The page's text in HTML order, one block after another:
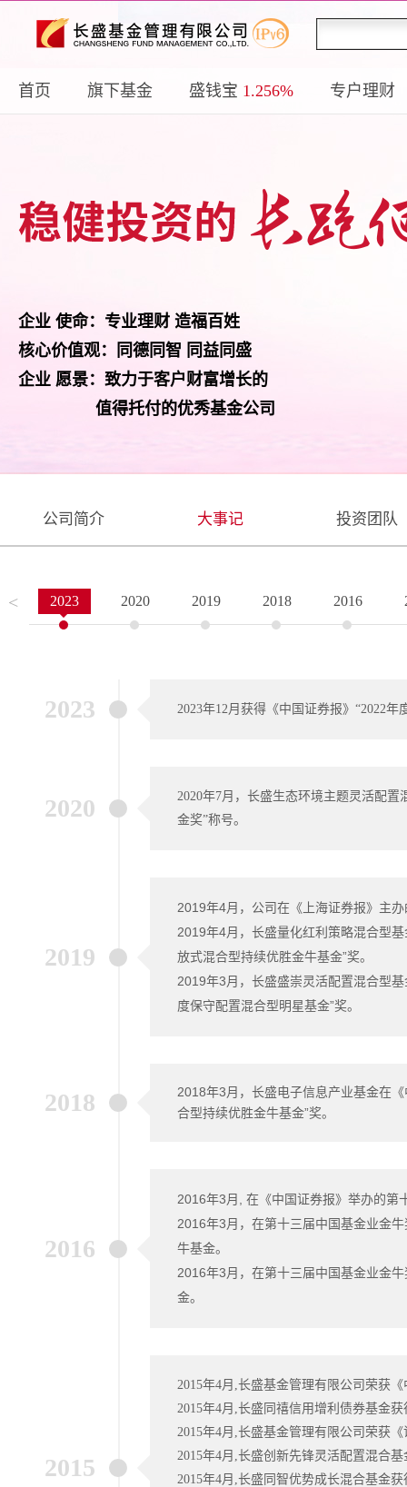
首页 旗下基金 盛钱宝 1.256% 专户理财
企业 使命：专业理财 造福百姓
核心价值观：同德同智 同益同盛
企业 愿景：致力于客户财富增长的
值得托付的优秀基金公司
公司简介 大事记 投资团队
2023 2020 2019 2018 2016
<
2023 2023年12月获得《中国证券报》“2022年
2020
2020年7月，长盛生态环境主题灵活配
金奖”称号。
2019
2019年4月，公司在《上海证券报》主
2019年4月，长盛量化红利策略混合型
放式混合型持续优胜金牛基金”奖。
2019年3月，长盛盛崇灵活配置混合型
度保守配置混合型明星基金”奖。
2018 2018年3月，长盛电子信息产业基金在
合型持续优胜金牛基金”奖。
2016
2016年3月, 在《中国证券报》举办的第
2016年3月，在第十三届中国基金业金
牛基金。
2016年3月，在第十三届中国基金业金
金。
2015
2015年4月,长盛基金管理有限公司荣获
2015年4月,长盛同禧信用增利债券基金
2015年4月,长盛基金管理有限公司荣获
2015年4月,长盛创新先锋灵活配置混合
2015年4月,长盛同智优势成长混合基金